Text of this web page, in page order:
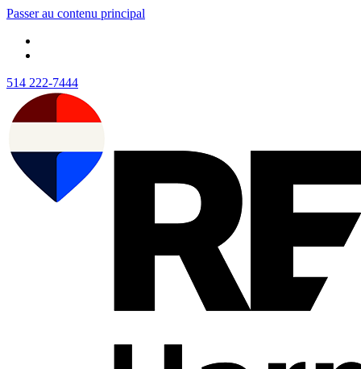
Passer au contenu principal
514 222-7444